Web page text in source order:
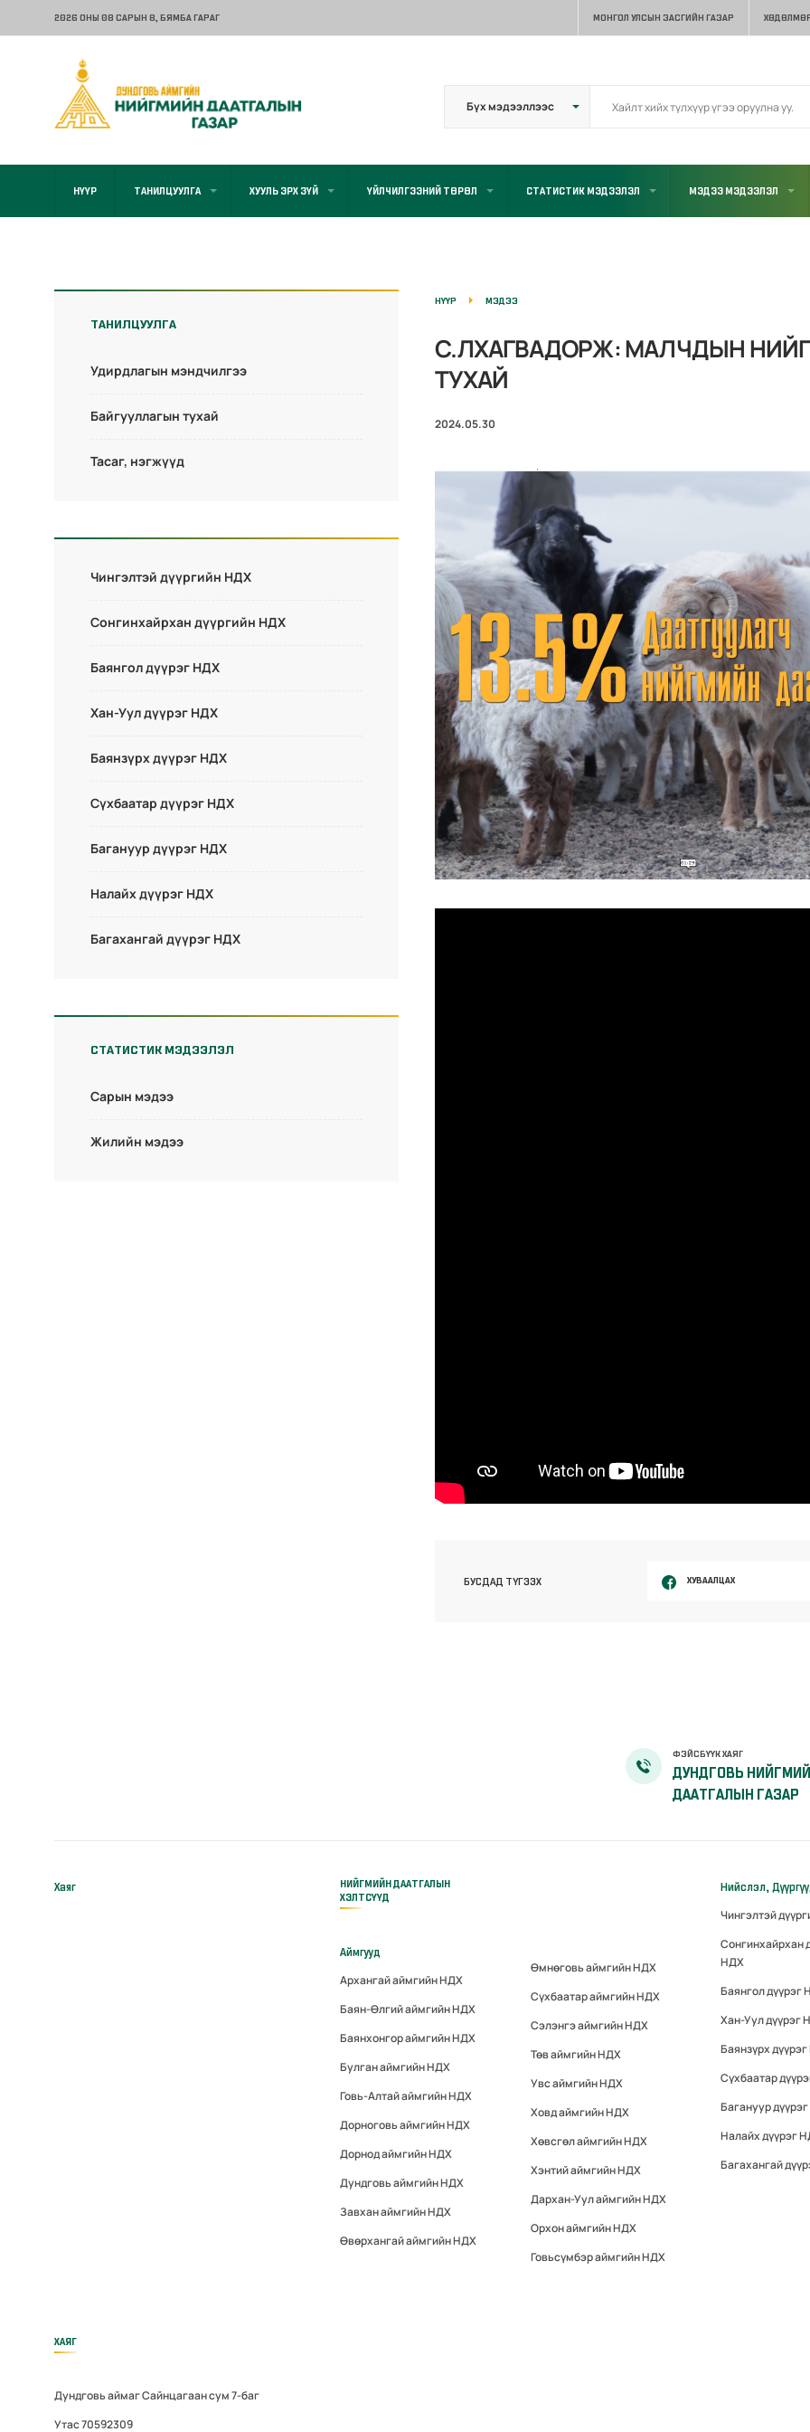
2026 ОНЫ 08 САРЫН 8, БЯМБА ГАРАГ МОНГОЛ УЛСЫН ЗАСГИЙН ГАЗАР
НҮҮР ТАНИЛЦУУЛГА ХУУЛЬ ЭРХ ЗҮЙ ҮЙЛЧИЛГЭЭНИЙ ТӨРӨЛ СТАТИСТИК МЭДЭЭЛЭЛ МЭДЭЭ МЭДЭЭЛЭЛ
ТАНИЛЦУУЛГА
Удирдлагын мэндчилгээ
Байгууллагын тухай
Тасаг, нэгжүүд
Чингэлтэй дүүргийн НДХ
Сонгинхайрхан дүүргийн НДХ
Баянгол дүүрэг НДХ
Хан-Уул дүүрэг НДХ
Баянзүрх дүүрэг НДХ
Сүхбаатар дүүрэг НДХ
Багануур дүүрэг НДХ
Налайх дүүрэг НДХ
Багахангай дүүрэг НДХ
СТАТИСТИК МЭДЭЭЛЭЛ
Сарын мэдээ
Жилийн мэдээ
НҮҮР МЭДЭЭ
С.ЛХАГВАДОРЖ: МАЛЧДЫН
ТУХАЙ
2024.05.30
БУСДАД ТҮГЭЭХ ХУВААЛЦАХ
ФЭЙСБҮҮК ХАЯГ
ДУНДГОВЬ
ДААТГАЛЫН ГАЗАР
Хаяг
ХАЯГ
Дундговь аймаг Сайнцагаан сум 7-баг
Утас 70592309
НИЙГМИЙН ДААТГАЛЫН
ХЭЛТСҮҮД
Аймгууд
Архангай аймгийн НДХ
Баян-Өлгий аймгийн НДХ
Баянхонгор аймгийн НДХ
Булган аймгийн НДХ
Говь-Алтай аймгийн НДХ
Дорноговь аймгийн НДХ
Дорнод аймгийн НДХ
Дундговь аймгийн НДХ
Завхан аймгийн НДХ
Өвөрхангай аймгийн НДХ
Өмнөговь аймгийн НДХ
Сүхбаатар аймгийн НДХ
Сэлэнгэ аймгийн НДХ
Төв аймгийн НДХ
Увс аймгийн НДХ
Ховд аймгийн НДХ
Хөвсгөл аймгийн НДХ
Хэнтий аймгийн НДХ
Дархан-Уул аймгийн НДХ
Орхон аймгийн НДХ
Говьсүмбэр аймгийн НДХ
Нийслэл,
Чингэлтэй
Сонгинхайрхан
НДХ
Баянгол дүүрэг
Хан-Уул дүүрэг
Баянзүрх
Сүхбаатар
Багануур
Налайх дүүрэг
Багахангай